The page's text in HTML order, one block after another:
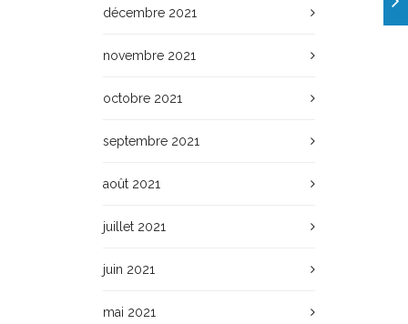
décembre 2021
novembre 2021
octobre 2021
septembre 2021
août 2021
juillet 2021
juin 2021
mai 2021